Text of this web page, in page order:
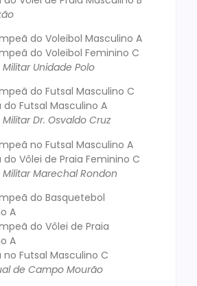
do Voleibol Masculino A
do Voleibol Feminino C
Unidade Polo
do Futsal Masculino C
Futsal Masculino A
Dr. Osvaldo Cruz
no Futsal Masculino A
Vôlei de Praia Feminino C
Marechal Rondon
do Basquetebol
A
do Vôlei de Praia
A
Futsal Masculino C
de Campo Mourão